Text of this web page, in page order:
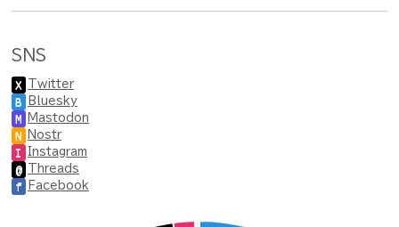
SNS
X Twitter
B Bluesky
M Mastodon
N Nostr
I Instagram
@ Threads
f Facebook